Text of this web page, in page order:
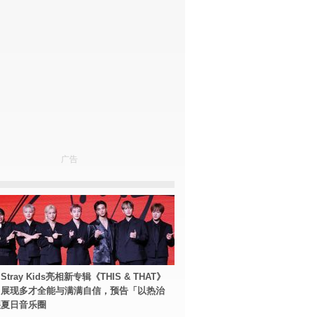
广告
Kids亮相新专辑《THIS & THAT》
现多才全能与满满自信，预告「以热治
日音乐圈